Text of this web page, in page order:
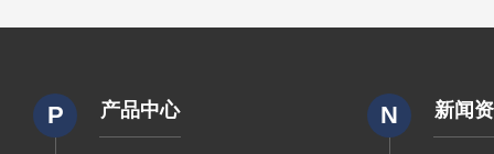
P 产品中心 N 新闻